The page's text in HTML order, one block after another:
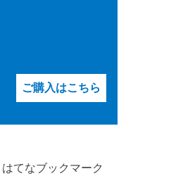
ご購入はこちら
はてなブックマーク